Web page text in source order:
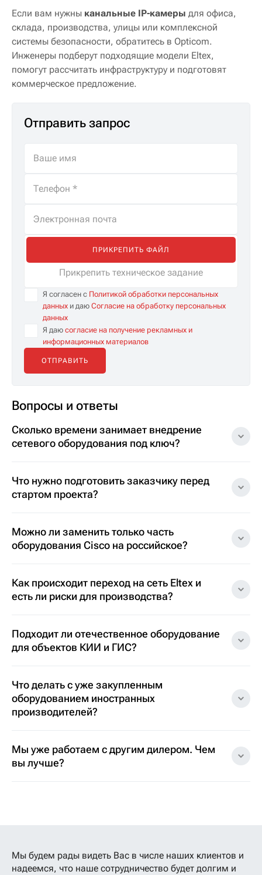
Если вам нужны канальные IP-камеры для офиса,
склада, производства, улицы или комплексной
системы безопасности, обратитесь в Opticom.
Инженеры подберут подходящие модели Eltex,
помогут рассчитать инфраструктуру и подготовят
коммерческое предложение.
Отправить запрос
ПРИКРЕПИТЬ ФАЙЛ
Прикрепить техническое задание
Я согласен с Политикой обработки персональных
данных и даю Согласие на обработку персональных
данных
Я даю согласие на получение рекламных и
информационных материалов
Вопросы и ответы
Сколько времени занимает внедрение
сетевого оборудования под ключ?
Что нужно подготовить заказчику перед
стартом проекта?
Можно ли заменить только часть
оборудования Cisco на российское?
Как происходит переход на сеть Eltex и
есть ли риски для производства?
Подходит ли отечественное оборудование
для объектов КИИ и ГИС?
Что делать с уже закупленным
оборудованием иностранных
производителей?
Мы уже работаем с другим дилером. Чем
вы лучше?
Мы будем рады видеть Вас в числе наших клиентов и
надеемся, что наше сотрудничество будет долгим и